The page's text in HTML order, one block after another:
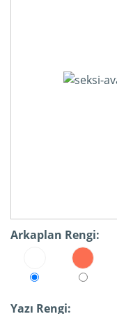
Arkaplan Rengi:
Yazı Rengi: